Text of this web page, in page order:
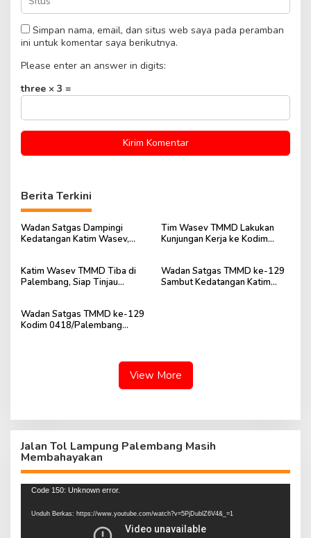
Simpan nama, email, dan situs web saya pada peramban
ini untuk komentar saya berikutnya.
Please enter an answer in digits:
three × 3 =
Berita Terkini
Wadan Satgas Dampingi
Kedatangan Katim Wasev,
Tim Wasev TMMD Lakukan
Kunjungan Kerja ke Kodim
Katim Wasev TMMD Tiba di
Palembang, Siap Tinjau
Wadan Satgas TMMD ke-129
Sambut Kedatangan Katim
Wadan Satgas TMMD ke-129
Kodim 0418/Palembang
View More
Jalan Tol Lampung Palembang Masih
Membahayakan
Pemutar
Code 150: Unknown error.
Unduh Berkas: https://www.youtube.com/watch?v=5PjDublZ6V4&_=1